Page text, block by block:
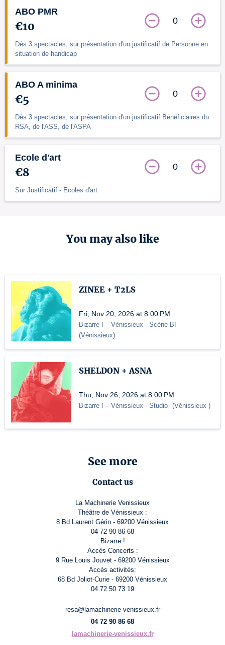
ABO PMR
€10
Dès 3 spectacles, sur présentation d'un justificatif de Personne en
situation de handicap
0
ABO A minima
€5
Dès 3 spectacles, sur présentation d'un justificatif Bénéficiaires du
RSA, de l'ASS, de l'ASPA
0
Ecole d'art
€8
Sur Justificatif - Ecoles d'art
0
You may also like
ZINEE + T2LS
Fri, Nov 20, 2026 at 8:00 PM
Bizarre ! – Vénissieux - Scène B!
(Vénissieux)
SHELDON + ASNA
Thu, Nov 26, 2026 at 8:00 PM
Bizarre ! – Vénissieux - Studio (Vénissieux )
See more
Contact us
La Machinerie Venissieux
Théâtre de Vénissieux :
8 Bd Laurent Gérin - 69200 Vénissieux
04 72 90 86 68
Bizarre !
Accès Concerts :
9 Rue Louis Jouvet - 69200 Vénissieux
Accès activités:
68 Bd Joliot-Curie - 69200 Vénissieux
04 72 50 73 19
resa@lamachinerie-venissieux.fr
04 72 90 86 68
lamachinerie-venissieux.fr